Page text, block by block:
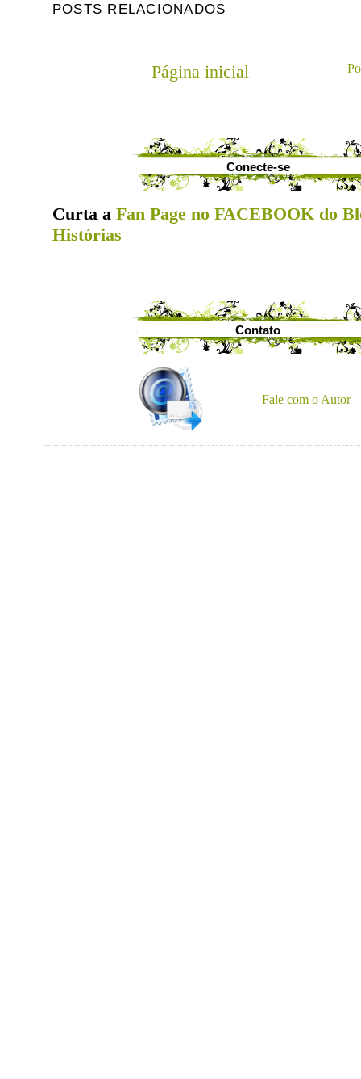
POSTS RELACIONADOS
Página inicial
Conecte-se
Curta a Fan Page no FACEBOOK do
Histórias
Contato
Fale com o Autor